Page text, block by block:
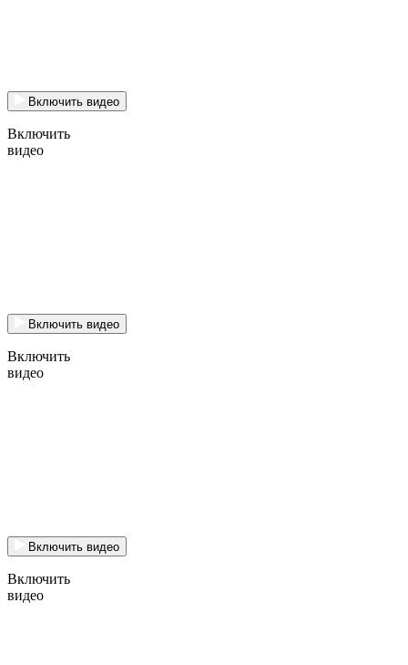
Включить видео
Включить
видео
Включить видео
Включить
видео
Включить видео
Включить
видео